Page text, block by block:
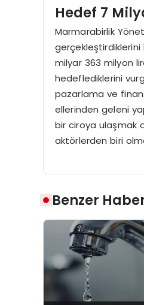
Hedef 7
Marmarabirlik
gerçekleştirdiklerini
milyar 363 milyon
hedeflediklerini
pazarlama ve
ellerinden geleni
bir ciroya ulaşmak
aktörlerden biri
Benzer